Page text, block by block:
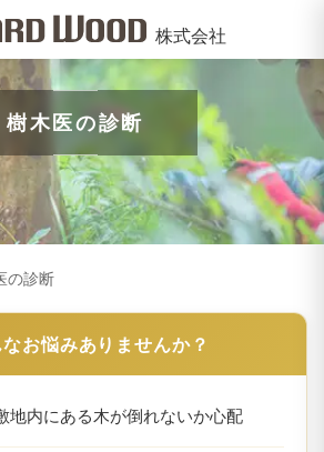
株式会社
樹木医の診断
の診断
お悩みありませんか？
地内にある木が倒れないか心配